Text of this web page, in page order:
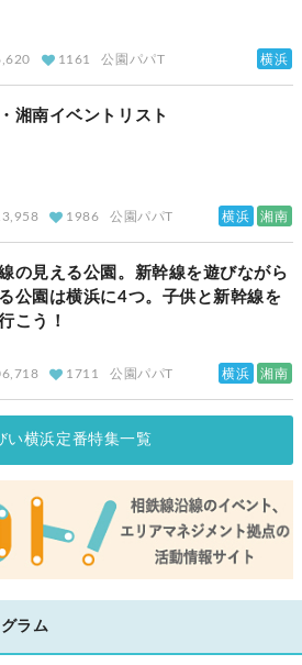
1161 公園パパT 横浜
湘南イベントリスト
1986 公園パパT 横浜 湘南
の見える公園。新幹線を遊びながら
公園は横浜に4つ。子供と新幹線を
こう！
1711 公園パパT 横浜 湘南
い横浜定番特集一覧
ラム